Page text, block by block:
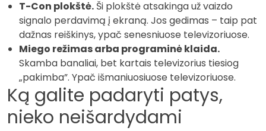
T-Con plokštė. Ši plokštė atsakinga už vaizdo
signalo perdavimą į ekraną. Jos gedimas – taip pat
dažnas reiškinys, ypač senesniuose televizoriuose.
Miego režimas arba programinė klaida.
Skamba banaliai, bet kartais televizorius tiesiog
„pakimba”. Ypač išmaniuosiuose televizoriuose.
Ką galite padaryti patys,
nieko neišardydami